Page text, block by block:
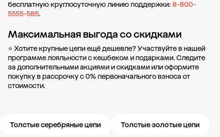
бесплатную круглосуточную линию поддержки: 8-800-
5555-585.
Максимальная выгода со скидками
⭐ Хотите крупные цепи ещё дешевле? Участвуйте в нашей
программе лояльностис кешбеком и подарками. Следите
за дополнительнымиакциями и скидкамиили оформите
покупку в рассрочкус 0% первоначального взноса от
стоимости.
Толстые серебряные цепи Толстые золотые цепи